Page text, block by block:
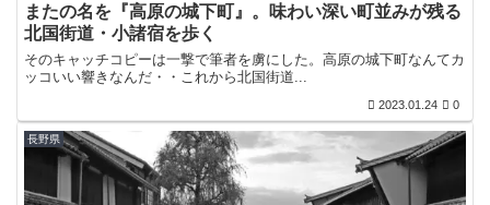
またの名を『高原の城下町』。味わい深い町並みが残る
北国街道・小諸宿を歩く
そのキャッチコピーは一撃で筆者を虜にした。高原の城下町なんてカ
ッコいい響きなんだ・・これから北国街道...
2023.01.24 0
長野県